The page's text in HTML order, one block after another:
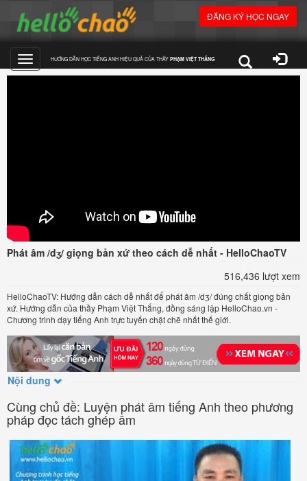
ĐĂNG KÝ HỌC NGAY
Toggle
HƯỚNG DẪN HỌC TIẾNG ANH HIỆU QUẢ CỦA THẦY PHẠM VIỆT THẮNG
Phát âm /dʒ/ giọng bản xứ theo cách dễ nhất - HelloChaoTV
516,436 lượt xem
HelloChaoTV: Hướng dẫn cách dễ nhất để phát âm /dʒ/ đúng chất giọng bản
xứ. Hướng dẫn của thầy Phạm Việt Thắng, đồng sáng lập HelloChao.vn -
Chương trình dạy tiếng Anh trực tuyến chặt chẽ nhất thế giới.
Nội dung
Cùng chủ đề: Luyện phát âm tiếng Anh theo phương
pháp đọc tách ghép âm